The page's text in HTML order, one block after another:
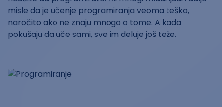
misle da je učenje programiranja veoma teško,
naročito ako ne znaju mnogo o tome. A kada
pokušaju da uče sami, sve im deluje još teže.